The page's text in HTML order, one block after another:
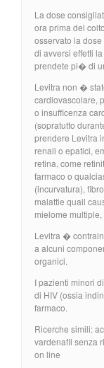
La dose
ora prima del
osservato la
di avversi effetti
prendete pi� di
Levitra non �
cardiovascolare,
o insufficenza
(sopratutto
prendere Levitra
renali o epatici,
retina, come
farmaco o
(incurvatura),
malattie quail
mielome
Levitra �
a alcuni
organici.
I pazienti minori
di HIV (ossia
farmaco.
Ricerche simili:
vardenafil senza
on line